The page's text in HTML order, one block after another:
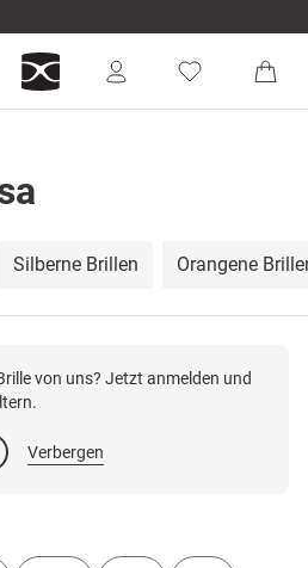
Silberne Brillen Orangene
von uns? Jetzt anmelden und
Verbergen